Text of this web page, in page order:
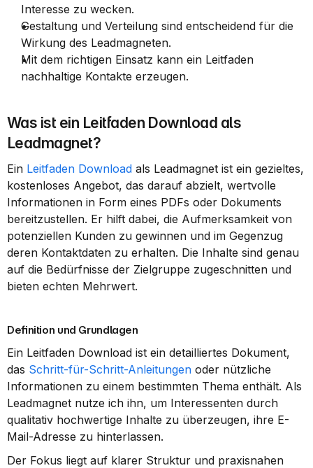
Interesse zu wecken.
Gestaltung und Verteilung sind entscheidend für die
Wirkung des Leadmagneten.
Mit dem richtigen Einsatz kann ein Leitfaden
nachhaltige Kontakte erzeugen.
Was ist ein Leitfaden Download als
Leadmagnet?
Ein Leitfaden Download als Leadmagnet ist ein gezieltes,
kostenloses Angebot, das darauf abzielt, wertvolle
Informationen in Form eines PDFs oder Dokuments
bereitzustellen. Er hilft dabei, die Aufmerksamkeit von
potenziellen Kunden zu gewinnen und im Gegenzug
deren Kontaktdaten zu erhalten. Die Inhalte sind genau
auf die Bedürfnisse der Zielgruppe zugeschnitten und
bieten echten Mehrwert.
Definition und Grundlagen
Ein Leitfaden Download ist ein detailliertes Dokument,
das Schritt-für-Schritt-Anleitungen oder nützliche
Informationen zu einem bestimmten Thema enthält. Als
Leadmagnet nutze ich ihn, um Interessenten durch
qualitativ hochwertige Inhalte zu überzeugen, ihre E-
Mail-Adresse zu hinterlassen.
Der Fokus liegt auf klarer Struktur und praxisnahen